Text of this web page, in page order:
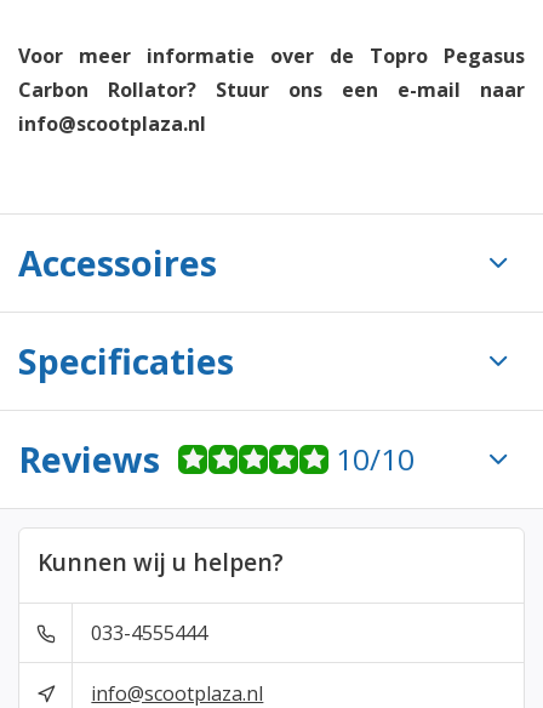
Voor meer informatie over de Topro Pegasus
Carbon Rollator? Stuur ons een e-mail naar
info@scootplaza.nl
Accessoires
Specificaties
Reviews 10/10
Kunnen wij u helpen?
033-4555444
info@scootplaza.nl